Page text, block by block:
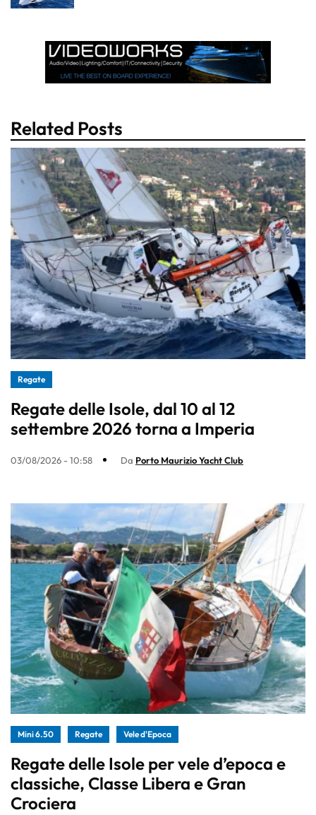
Related Posts
Regate
Regate delle Isole, dal 10 al 12
settembre 2026 torna a Imperia
03/08/2026 - 10:58 Da Porto Maurizio Yacht Club
Mini 6.50 Regate Vele d'Epoca
Regate delle Isole per vele d’epoca e
classiche, Classe Libera e Gran
Crociera